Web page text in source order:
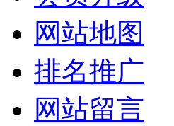
网站地图
排名推广
网站留言